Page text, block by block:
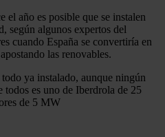
el año es posible que se instalen
según algunos expertos del
cuando España se convertiría en
las renovables.
ya instalado, aunque ningún
es uno de Iberdrola de 25
de 5 MW